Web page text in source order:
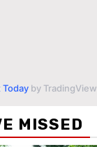
by TradingView
MISSED